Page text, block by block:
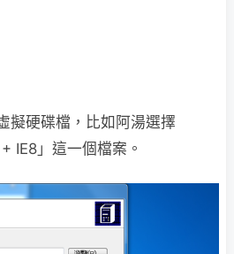
擬硬碟檔，比如阿湯選擇
IE8」這一個檔案。